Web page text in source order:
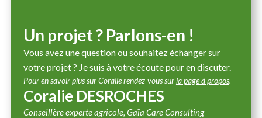
Un projet ? Parlons-en !
Vous avez une question ou souhaitez échanger sur
votre projet ? Je suis à votre écoute pour en discuter.
Pour en savoir plus sur Coralie rendez-vous surla page à propos.
Coralie DESROCHES
Conseillère experte agricole, Gaïa Care Consulting